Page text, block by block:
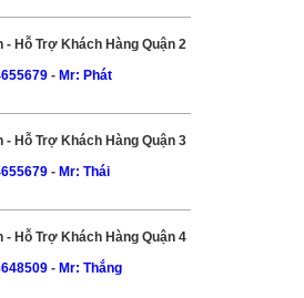
- Hỗ Trợ Khách Hàng Quận 2
- Mr: Phát
- Hỗ Trợ Khách Hàng Quận 3
- Mr: Thái
- Hỗ Trợ Khách Hàng Quận 4
- Mr: Thắng